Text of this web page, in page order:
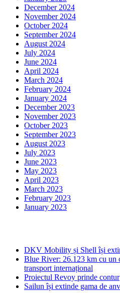
December 2024
November 2024
October 2024
September 2024
August 2024
July 2024
June 2024
April 2024
March 2024
February 2024
January 2024
December 2023
November 2023
October 2023
September 2023
August 2023
July 2023
June 2023
May 2023
April 2023
March 2023
February 2023
January 2023
DKV Mobility și Shell își
Blue River: 26.123 km cu un
transport internațional
Proiectul Revoy prinde contur
Sailun își extinde gama de